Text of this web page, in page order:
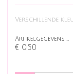
Verschillende
Artikelgegevens …
€ 0,50